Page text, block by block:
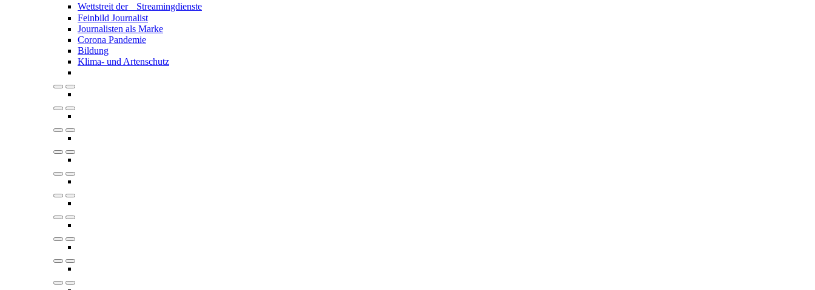
Wettstreit der Streamingdienste
Feinbild Journalist
Journalisten als Marke
Corona Pandemie
Bildung
Klima- und Artenschutz